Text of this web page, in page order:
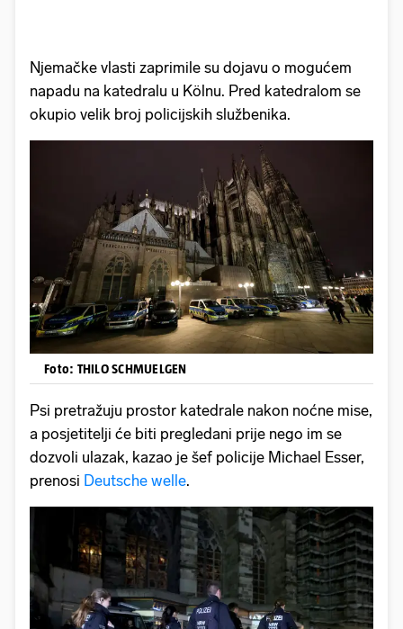
Njemačke vlasti zaprimile su dojavu o mogućem
napadu na katedralu u Kölnu. Pred katedralom se
okupio velik broj policijskih službenika.
Foto: THILO SCHMUELGEN
Psi pretražuju prostor katedrale nakon noćne mise,
a posjetitelji će biti pregledani prije nego im se
dozvoli ulazak, kazao je šef policije Michael Esser,
prenosi Deutsche welle.